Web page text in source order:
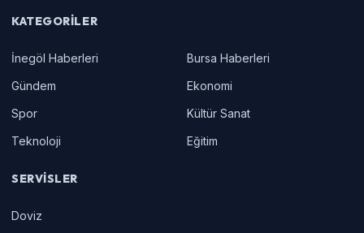
KATEGORILER
İnegöl Haberleri
Bursa Haberleri
Gündem
Ekonomi
Spor
Kültür Sanat
Teknoloji
Eğitim
SERVISLER
Doviz